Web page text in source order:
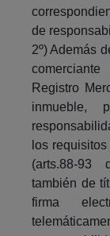
de
2º) Además
Registro
los
(arts.88-93
también de
firma